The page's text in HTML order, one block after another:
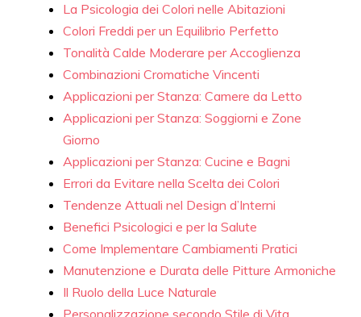
La Psicologia dei Colori nelle Abitazioni
Colori Freddi per un Equilibrio Perfetto
Tonalità Calde Moderare per Accoglienza
Combinazioni Cromatiche Vincenti
Applicazioni per Stanza: Camere da Letto
Applicazioni per Stanza: Soggiorni e Zone
Giorno
Applicazioni per Stanza: Cucine e Bagni
Errori da Evitare nella Scelta dei Colori
Tendenze Attuali nel Design d’Interni
Benefici Psicologici e per la Salute
Come Implementare Cambiamenti Pratici
Manutenzione e Durata delle Pitture Armoniche
Il Ruolo della Luce Naturale
Personalizzazione secondo Stile di Vita